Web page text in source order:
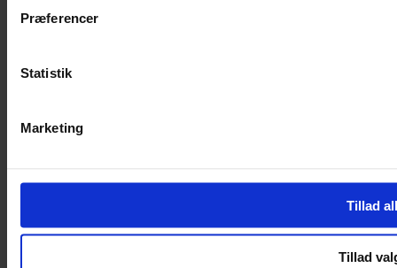
Præferencer
Statistik
Marketing
Tillad
Tillad
Om Yarn Every Wear
Mandag – Fredag 10:00 – 17:30